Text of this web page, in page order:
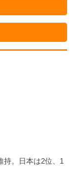
持。日本は2位、1